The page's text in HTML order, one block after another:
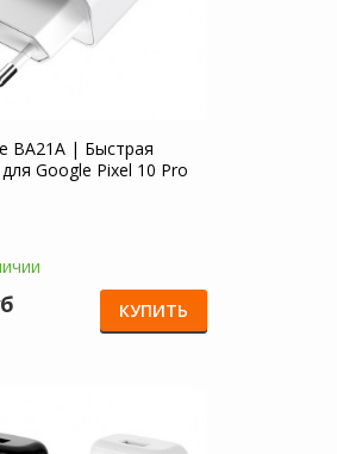
BA21A | Быстрая
Google Pixel 10 Pro
КУПИТЬ